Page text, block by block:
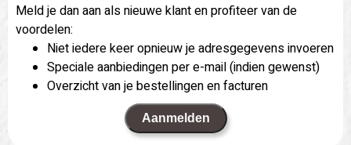
Meld je dan aan als nieuwe klant en profiteer van de
voordelen:
Niet iedere keer opnieuw je adresgegevens invoeren
Speciale aanbiedingen per e-mail (indien gewenst)
Overzicht van je bestellingen en facturen
Aanmelden